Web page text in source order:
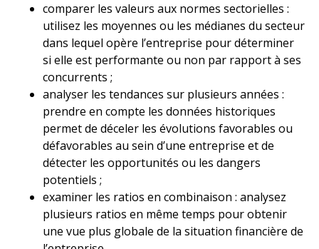
comparer les valeurs aux normes sectorielles :
utilisez les moyennes ou les médianes du secteur
dans lequel opère l’entreprise pour déterminer
si elle est performante ou non par rapport à ses
concurrents ;
analyser les tendances sur plusieurs années :
prendre en compte les données historiques
permet de déceler les évolutions favorables ou
défavorables au sein d’une entreprise et de
détecter les opportunités ou les dangers
potentiels ;
examiner les ratios en combinaison : analysez
plusieurs ratios en même temps pour obtenir
une vue plus globale de la situation financière de